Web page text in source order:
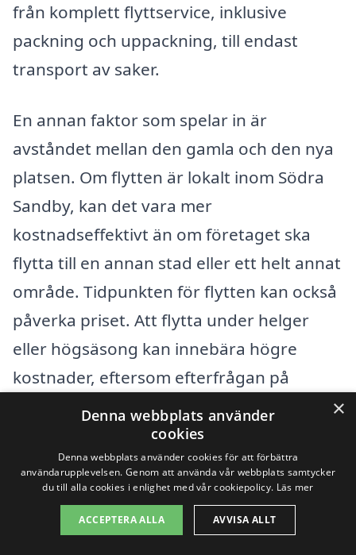
från komplett flyttservice, inklusive
packning och uppackning, till endast
transport av saker.
En annan faktor som spelar in är
avståndet mellan den gamla och den nya
platsen. Om flytten är lokalt inom Södra
Sandby, kan det vara mer
kostnadseffektivt än om företaget ska
flytta till en annan stad eller ett helt annat
område. Tidpunkten för flytten kan också
påverka priset. Att flytta under helger
eller högsäsong kan innebära högre
kostnader, eftersom efterfrågan på
flyttjänster ofta ökar vid dessa tidpunkter.
Här är några andra faktorer som kan
påverka kostnaden för företagsflytt:
Typ av fordon och utrustning som
behövs för flytten.
×
Denna webbplats använder
cookies
Denna webbplats använder cookies för att förbättra
användarupplevelsen. Genom att använda vår webbplats samtycker
du till alla cookies i enlighet med vår cookiepolicy. Läs mer
ACCEPTERA ALLA AVVISA ALLT